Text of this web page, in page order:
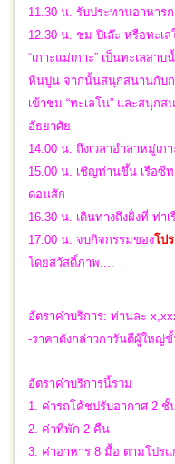
11.30 น. รับประทานอาหาร
12.30 น. ชม ปิเล๊ะ หรือทะเ
“เกาะแม่เกาะ” เป็นทะเลสา
หินปูน จากนั้นสนุกสนานกับก
เข้าชม “ทะเลโน” และสนุก
อัธยาศัย
14.00 น. ถึงเวลาอำลาหมู่เก
15.00 น. เชิญท่านขึ้น เรือซีท
ดอนสัก
16.30 น. เดินทางถึงฝั่งที่ ท่า
17.00 น. จบกิจกรรมของโป
โดยสวัสดิ์ภาพ....
อัตราค่าบริการ: ท่านละ
-ราคาดังกล่าวการันตีผู้ใหญ่
อัตราค่าบริการนี้รวม
1. ค่ารถโค้ชปรับอากาศ 2 ชั้
2. ค่าที่พัก 2 คืน
3. ค่าอาหาร 8 มื้อ ตามโปรแ